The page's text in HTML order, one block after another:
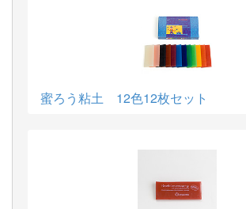
蜜ろう粘土 12色12枚セット